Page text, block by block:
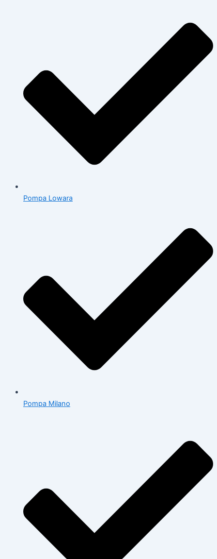
Pompa Lowara
Pompa Milano